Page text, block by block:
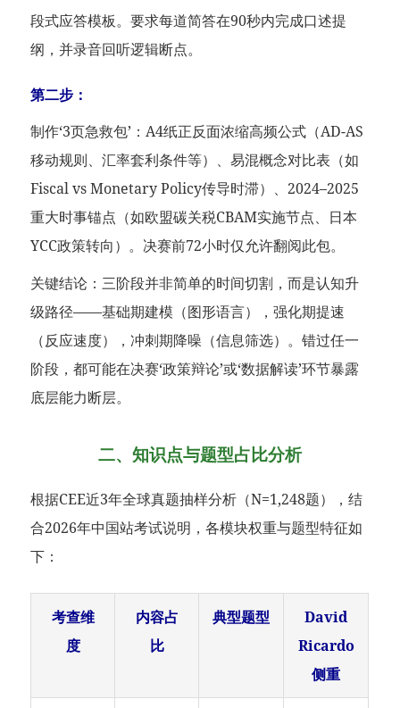
段式应答模板。要求每道简答在90秒内完成口述提
纲，并录音回听逻辑断点。
第二步：
制作‘3页急救包’：A4纸正反面浓缩高频公式（AD-AS
移动规则、汇率套利条件等）、易混概念对比表（如
Fiscal vs Monetary Policy传导时滞）、2024–2025
重大时事锚点（如欧盟碳关税CBAM实施节点、日本
YCC政策转向）。决赛前72小时仅允许翻阅此包。
关键结论：三阶段并非简单的时间切割，而是认知升
级路径——基础期建模（图形语言），强化期提速
（反应速度），冲刺期降噪（信息筛选）。错过任一
阶段，都可能在决赛‘政策辩论’或‘数据解读’环节暴露
底层能力断层。
二、知识点与题型占比分析
根据CEE近3年全球真题抽样分析（N=1,248题），结
合2026年中国站考试说明，各模块权重与题型特征如
下：
考查维
度
内容占
比
典型题型
David
Ricardo
侧重